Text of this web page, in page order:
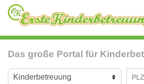
Das große Portal für